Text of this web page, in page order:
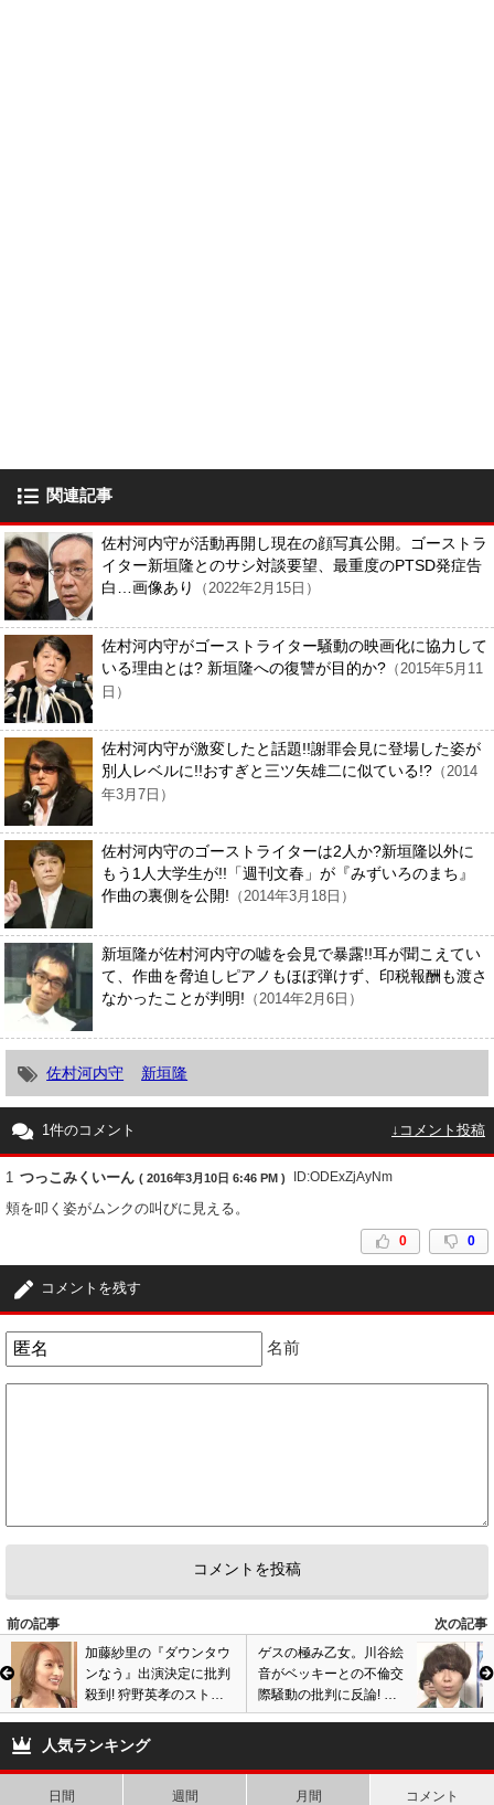
関連記事
佐村河内守が活動再開し現在の顔写真公開。ゴーストラ
イター新垣隆とのサシ対談要望、最重度のPTSD発症告
白…画像あり
（2022年2月15日）
佐村河内守がゴーストライター騒動の映画化に協力して
いる理由とは? 新垣隆への復讐が目的か? （2015年5月11
日）
佐村河内守が激変したと話題!!謝罪会見に登場した姿が
別人レベルに!!おすぎと三ツ矢雄二に似ている!? （2014
年3月7日）
佐村河内守のゴーストライターは2人か?新垣隆以外に
もう1人大学生が!!「週刊文春」が『みずいろのまち』
作曲の裏側を公開! （2014年3月18日）
新垣隆が佐村河内守の嘘を会見で暴露!!耳が聞こえてい
て、作曲を脅迫しピアノもほぼ弾けず、印税報酬も渡さ
なかったことが判明! （2014年2月6日）
佐村河内守 新垣隆
1件のコメント ↓コメント投稿
1 つっこみくいーん ( 2016年3月10日 6:46 PM ) ID:ODExZjAyNm
頬を叩く姿がムンクの叫びに見える。
0 0
コメントを残す
名前
前の記事
次の記事
加藤紗里の『ダウンタウ
ンなう』出演決定に批判
殺到! 狩野英孝のストー
カー扱い川本真琴はツイ
ッターでブチギレ激怒
ゲスの極み乙女。川谷絵
音がベッキーとの不倫交
際騒動の批判に反論! バ
ッシングに逆ギレで再炎
人気ランキング
日間 週間 月間 コメント